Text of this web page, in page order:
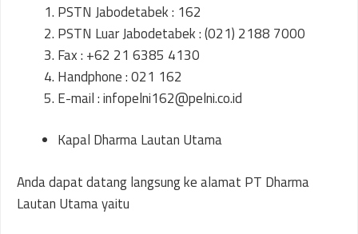
PSTN Jabodetabek : 162
PSTN Luar Jabodetabek : (021) 2188 7000
Fax : +62 21 6385 4130
Handphone : 021 162
E-mail : infopelni162@pelni.co.id
Kapal Dharma Lautan Utama
Anda dapat datang langsung ke alamat PT Dharma
Lautan Utama yaitu